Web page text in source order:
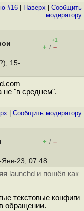
#16 Наверх
Cообщить
модератору
+1
+ / –
15-
не "в среднем".
Cообщить модератору
+ / –
23, 07:48
launchd и пошёл как
текстовые конфиги
обращении.